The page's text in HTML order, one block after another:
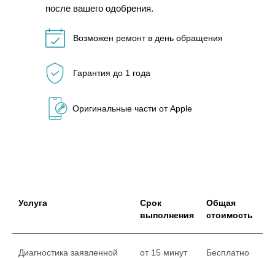
после вашего одобрения.
Возможен ремонт в день обращения
Гарантия до 1 года
Оригинальные части от Apple
Услуга
Срок
выполнения
Общая
стоимость
Диагностика заявленной
от 15 минут Бесплатно